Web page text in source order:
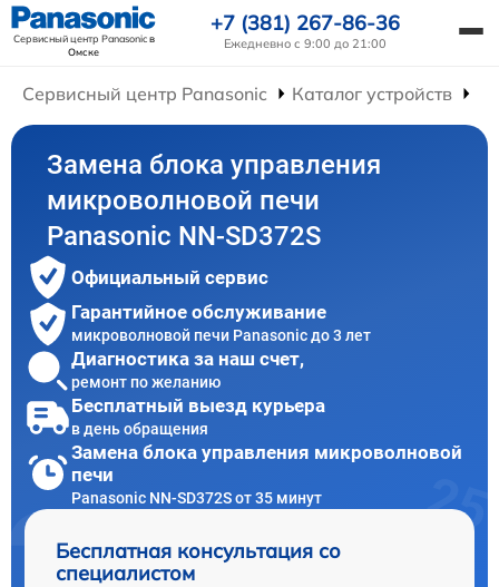
Сервисный центр Panasonicв
Омске
+7 (381) 267-86-36
Ежедневно с 9:00 до 21:00
Сервисный центр Panasonic Каталог устройств
Замена блока управления
микроволновой печи
Panasonic NN-SD372S
Официальный сервис
Гарантийное обслуживание
микроволновой печи Panasonic до 3 лет
Диагностика за наш счет,
ремонт по желанию
Бесплатный выезд курьера
в день обращения
Замена блока управления микроволновой
печи
Panasonic NN-SD372S от 35 минут
Бесплатная консультация со
специалистом